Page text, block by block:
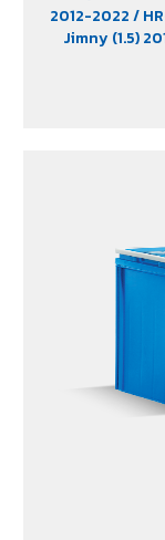
2012-2022/
Jimny (1.5)